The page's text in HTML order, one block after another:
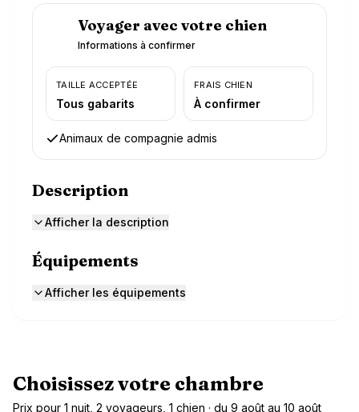
Voyager avec votre chien
Informations à confirmer
TAILLE ACCEPTÉE
Tous gabarits
FRAIS CHIEN
À confirmer
Animaux de compagnie admis
Description
Afficher la description
Équipements
Afficher les équipements
Choisissez votre chambre
Prix pour 1 nuit, 2 voyageurs, 1 chien · du 9 août au 10 août